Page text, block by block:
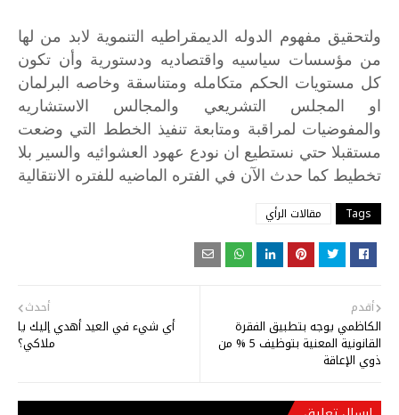
ولتحقيق مفهوم الدوله الديمقراطيه التنموية لابد من لها
من مؤسسات سياسيه واقتصاديه ودستورية وأن تكون
كل مستويات الحكم متكامله ومتناسقة وخاصه البرلمان
او
المجلس التشريعي والمجالس
الاستشاريه
والمفوضيات لمراقبة ومتابعة تنفيذ الخطط التي وضعت
مستقبلا حتي نستطيع ان نودع عهود العشوائيه والسير بلا
تخطيط كما حدث الآن في الفتره الماضيه للفتره الانتقالية
Tags مقالات الرأي
أحدث
أي شيء في العيد أهدي إليك يا
ملاكي؟
أقدم
الكاظمي يوجه بتطبيق الفقرة
القانونية المعنية بتوظيف 5 % من
ذوي الإعاقة